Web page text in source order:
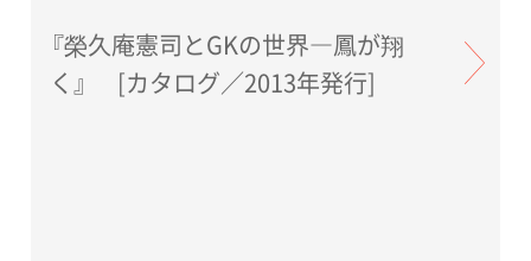
『榮久庵憲司とGKの世界―鳳が翔
く』 [カタログ／2013年発行]